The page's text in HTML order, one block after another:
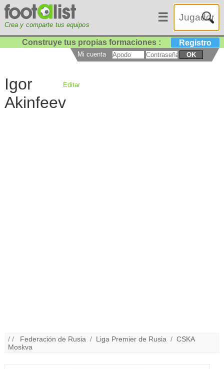
Crea y comparte tus equipos
☰
Construye tus propias formaciones : Registro
Mi cuenta OK
Igor
Akinfeev
Editar
/ / Federación de Rusia / Liga Premier de Rusia /CSKA
Moskva